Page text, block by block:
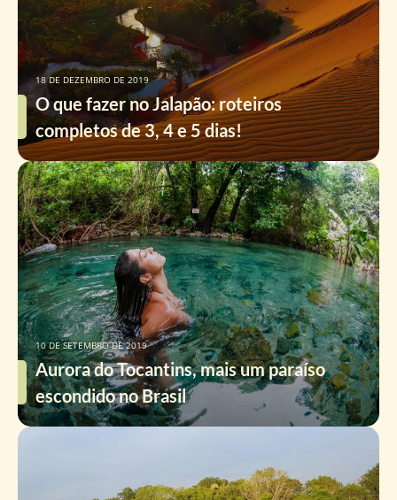
O que fazer no Jalapão: roteiros
completos de 3, 4 e 5 dias!
18 DE DEZEMBRO DE 2019
Aurora do Tocantins, mais um paraíso
escondido no Brasil
10 DE SETEMBRO DE 2019